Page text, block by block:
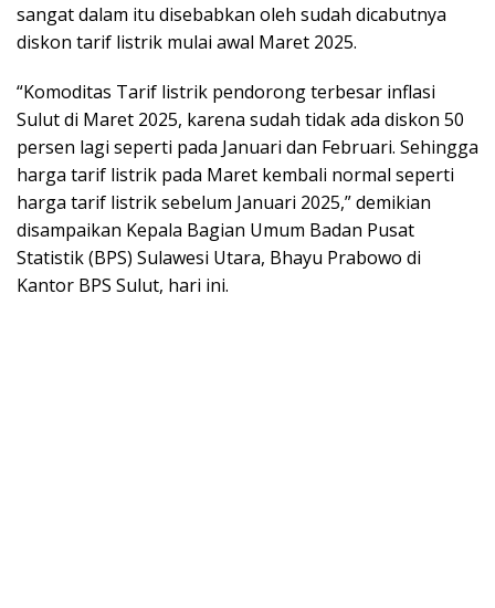
sangat dalam itu disebabkan oleh sudah dicabutnya
diskon tarif listrik mulai awal Maret 2025.
“Komoditas Tarif listrik pendorong terbesar inflasi
Sulut di Maret 2025, karena sudah tidak ada diskon 50
persen lagi seperti pada Januari dan Februari. Sehingga
harga tarif listrik pada Maret kembali normal seperti
harga tarif listrik sebelum Januari 2025,” demikian
disampaikan Kepala Bagian Umum Badan Pusat
Statistik (BPS) Sulawesi Utara, Bhayu Prabowo di
Kantor BPS Sulut, hari ini.